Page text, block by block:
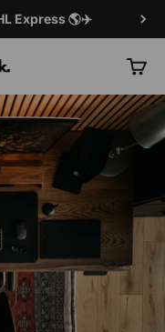
Express 🌎✈️